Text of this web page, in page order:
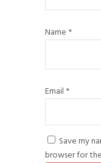
Name *
Email *
Save my
browser for